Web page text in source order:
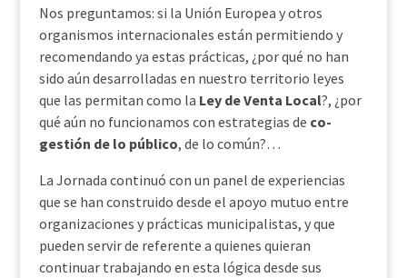
Nos preguntamos: si la Unión Europea y otros
organismos internacionales están permitiendo y
recomendando ya estas prácticas, ¿por qué no han
sido aún desarrolladas en nuestro territorio leyes
que las permitan como la Ley de Venta Local?, ¿por
qué aún no funcionamos con estrategias de co-
gestión de lo público, de lo común?…
La Jornada continuó con un panel de experiencias
que se han construido desde el apoyo mutuo entre
organizaciones y prácticas municipalistas, y que
pueden servir de referente a quienes quieran
continuar trabajando en esta lógica desde sus